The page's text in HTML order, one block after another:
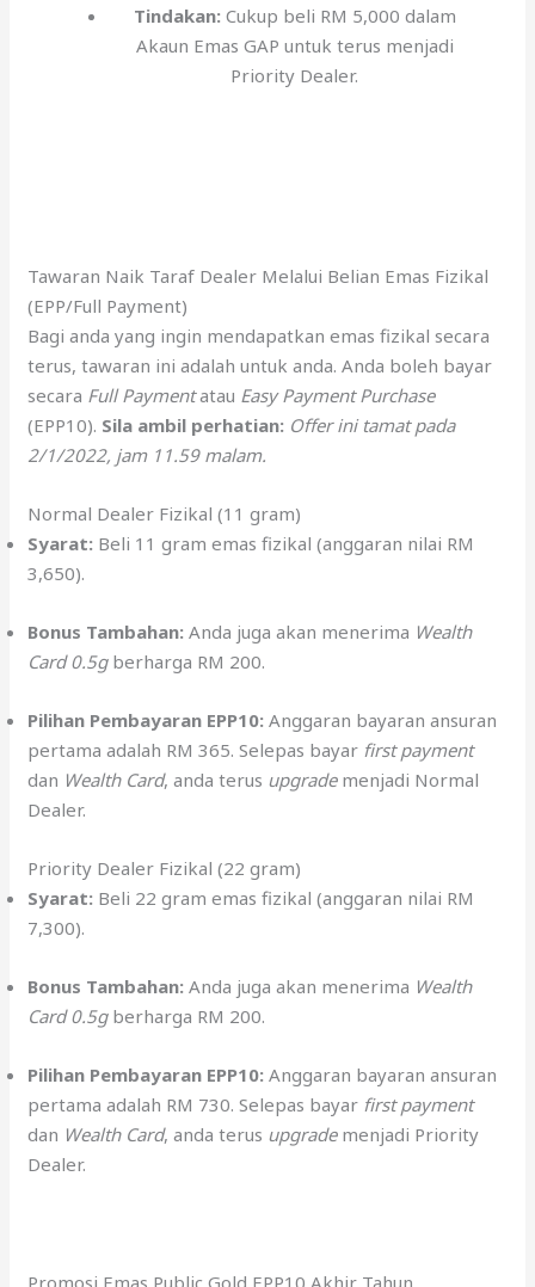
Tindakan:Cukup beli RM 5,000 dalam
Akaun Emas GAP untuk terus menjadi
Priority Dealer.
Tawaran Naik Taraf Dealer Melalui Belian Emas Fizikal
(EPP/Full Payment)
Bagi anda yang ingin mendapatkan emas fizikal secara
terus, tawaran ini adalah untuk anda. Anda boleh bayar
secara Full Paymentatau Easy Payment Purchase
(EPP10). Sila ambil perhatian: Offer ini tamat pada
2/1/2022, jam 11.59 malam.
Normal Dealer Fizikal (11 gram)
Syarat: Beli 11 gram emas fizikal (anggaran nilai RM
3,650).
Bonus Tambahan: Anda juga akan menerima Wealth
Card 0.5gberharga RM 200.
Pilihan Pembayaran EPP10: Anggaran bayaran ansuran
pertama adalah RM 365. Selepas bayar first payment
dan Wealth Card, anda terus upgrademenjadi Normal
Dealer.
Priority Dealer Fizikal (22 gram)
Syarat: Beli 22 gram emas fizikal (anggaran nilai RM
7,300).
Bonus Tambahan: Anda juga akan menerima Wealth
Card 0.5gberharga RM 200.
Pilihan Pembayaran EPP10: Anggaran bayaran ansuran
pertama adalah RM 730. Selepas bayar first payment
dan Wealth Card, anda terus upgrademenjadi Priority
Dealer.
Promosi Emas Public Gold EPP10 Akhir Tahun